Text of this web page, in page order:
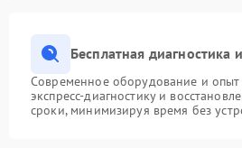
Бесплатная
Современное оборудование и опыт
экспресс-диагностику и
сроки, минимизируя время без